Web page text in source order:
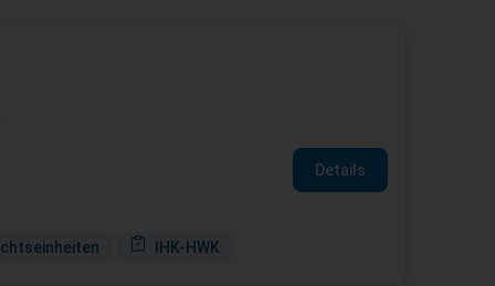
Details
IHK-HWK